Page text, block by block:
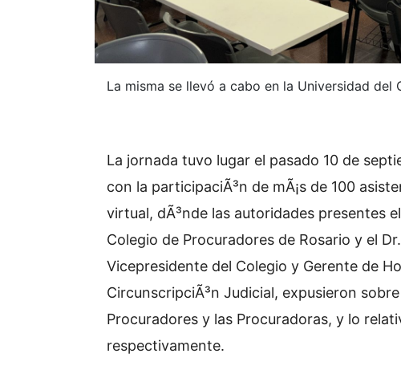
La misma se llevó a cabo en la Universidad
La jornada tuvo lugar el pasado 10 de
con la participaciÃ³n de mÃ¡s de 100
virtual, dÃ³nde las autoridades presentes
Colegio de Procuradores de Rosario y el
Vicepresidente del Colegio y Gerente de
CircunscripciÃ³n Judicial, expusieron
Procuradores y las Procuradoras, y lo
respectivamente.